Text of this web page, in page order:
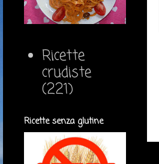
Ricette
crudiste
(221)
Ricette senza glutine